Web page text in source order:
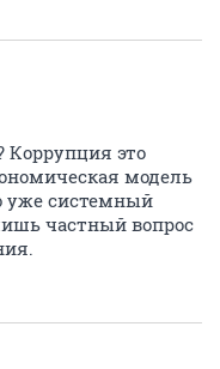
Коррупция это
модель
уже системный
частный вопрос